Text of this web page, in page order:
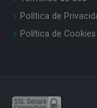
Política de
Política de Cookies